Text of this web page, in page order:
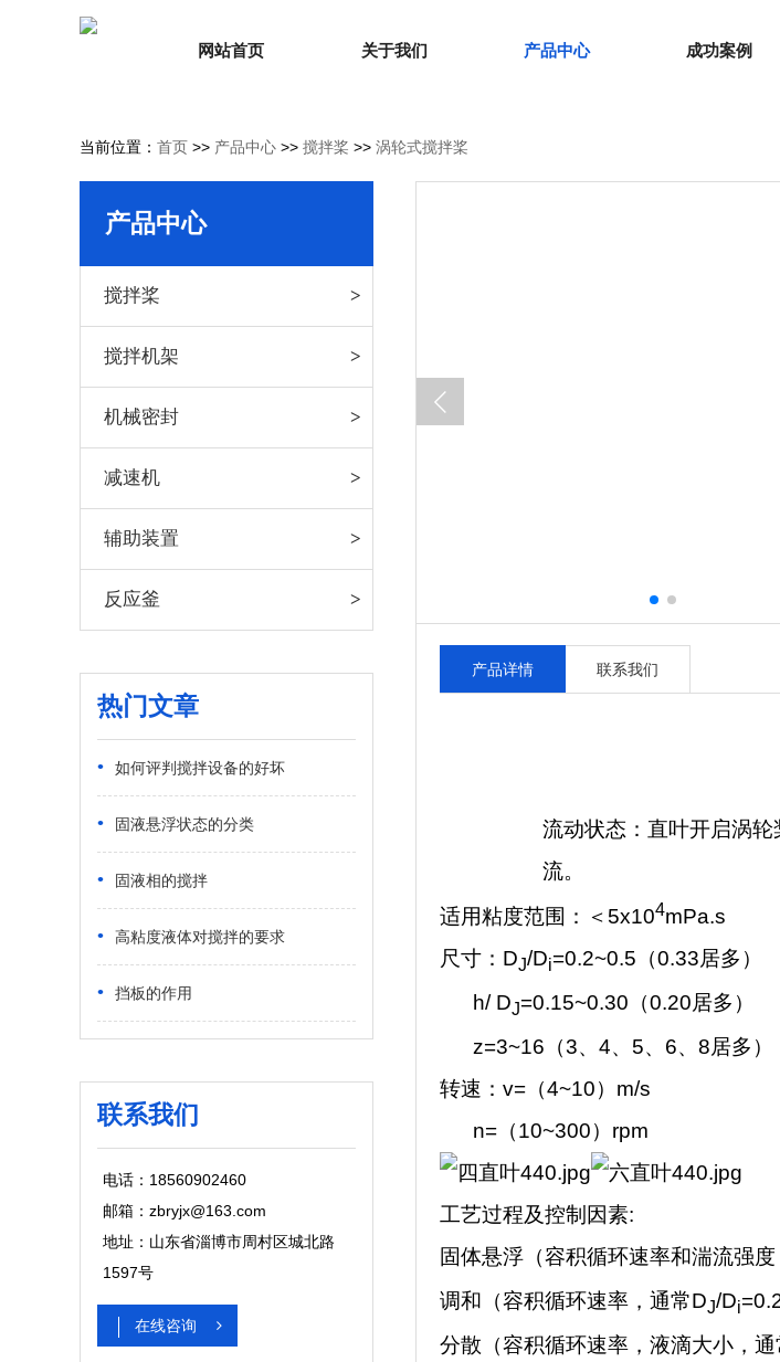
网站首页 关于我们 产品中心 成功案例
当前位置： 首页 >> 产品中心 >> 搅拌桨 >> 涡轮式搅拌桨
产品中心
搅拌桨
搅拌机架
机械密封
减速机
辅助装置
反应釜
热门文章
• 如何评判搅拌设备的好坏
• 固液悬浮状态的分类
• 固液相的搅拌
• 高粘度液体对搅拌的要求
• 挡板的作用
联系我们
电话：18560902460
邮箱：zbryjx@163.com
地址：山东省淄博市周村区城北路
1597号
在线咨询
产品详情 联系我们
流动状态：直叶开启涡
流。
适用粘度范围：＜ 5x104mPa.s
尺寸： DJ/Di=0.2~0.5 （0.33居多）
h/ DJ=0.15~0.30 （0.20居多）
z=3~16 （3、 4、 5、 6、 8居多）
转速： v=（4~10） m/s
n=（10~300） rpm
工艺过程及控制因素:
固体悬浮（容积循环速率和湍流强度
调和（容积循环速率，通常DJ/Di
分散（容积循环速率，液滴大小，通